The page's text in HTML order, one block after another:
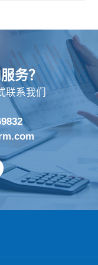
务？
联系我们